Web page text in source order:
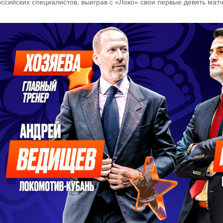
специалистов, выиграв с «Локо» свои первые девять